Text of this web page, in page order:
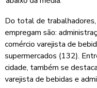
Do total de
empregam são:
comércio varejista de
supermercados (132).
cidade, também se
varejista de bebidas e